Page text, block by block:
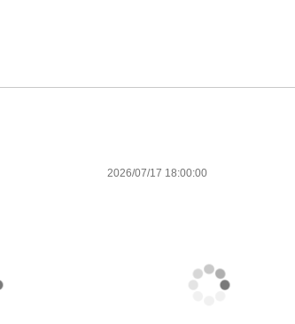
2026/07/17 18:00:00